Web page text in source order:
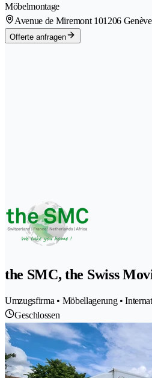
Möbelmontage
Avenue de Miremont 101206 Genève
Offerte anfragen
the SMC, the Swiss
Umzugsfirma • Möbellagerung •
Geschlossen